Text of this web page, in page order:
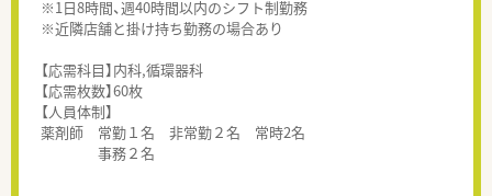
※1日8時間、週40時間以内のシフト制勤務
※近隣店舗と掛け持ち勤務の場合あり
【応需科目】内科,循環器科
【応需枚数】60枚
【人員体制】
薬剤師 常勤１名 非常勤２名 常時2名
事務２名